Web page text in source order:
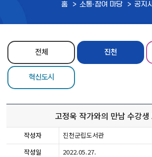
홈 소통·참여 마당 공지
전체 진천
혁신도시
고정욱 작가와의 만남 수강생
작성자
진천군립도서관
작성일
2022.05.27.